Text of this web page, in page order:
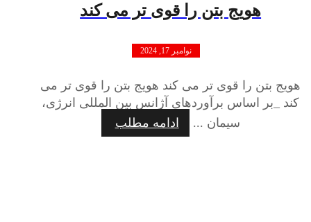
هویج بتن را قوی تر می کند
نوامبر 17, 2024
هویج بتن را قوی تر می کند هویج بتن را قوی تر می
کند _بر اساس برآوردهای آژانس بین المللی انرژی،
سیمان ...
ادامه مطلب